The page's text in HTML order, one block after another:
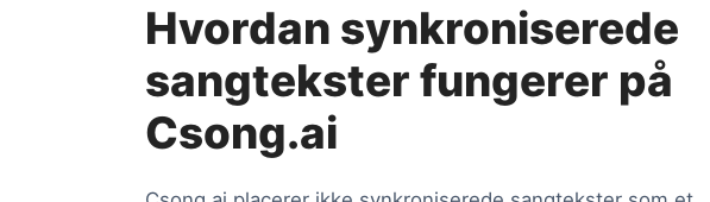
Hvordan synkroniserede
sangtekster fungerer på
Csong.ai